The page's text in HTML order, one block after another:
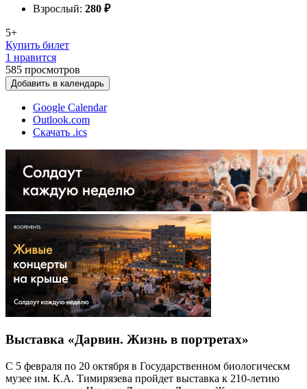
Взрослый: 280 ₽
5+
Купить билет
1 нравится
585 просмотров
Добавить в календарь
Google Calendar
Outlook.com
Скачать .ics
Выставка «Дарвин. Жизнь в портретах»
С 5 февраля по 20 октября в Государственном биологическм
музее им. К.А. Тимирязева пройдет выставка к 210-летию